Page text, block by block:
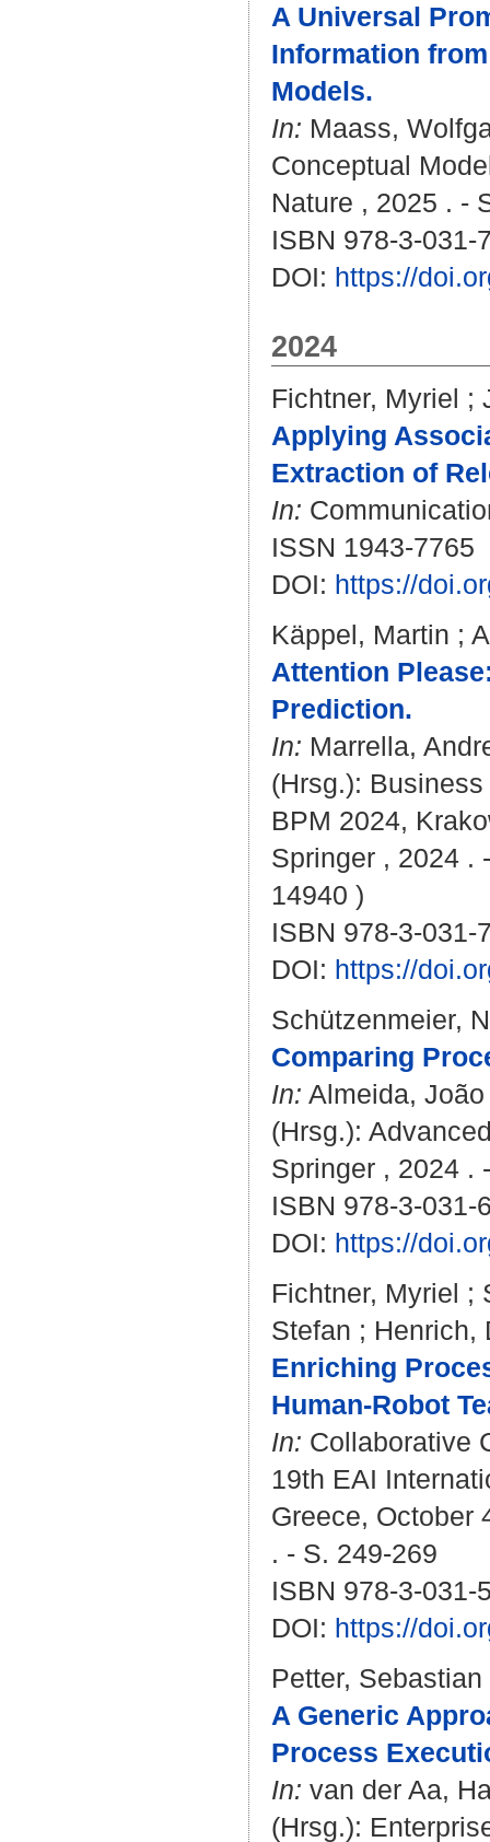
A Universal
Information
Models.
In: Maass,
Conceptual
Nature , 2025 . -
ISBN 978-3-031-
DOI: https://
2024
Fichtner, Myriel ;
Applying
Extraction of
In:
ISSN 1943-7765
DOI: https://
Käppel, Martin ;
Attention
Prediction.
In: Marrella,
(Hrsg.):
BPM 2024,
Springer , 2024 .
14940 )
ISBN 978-3-031-
DOI: https://
Schützenmeier,
Comparing
In: Almeida,
(Hrsg.):
Springer , 2024 .
ISBN 978-3-031-
DOI: https://
Fichtner, Myriel ;
Stefan ; Henrich,
Enriching
Human-Robot
In: Collaborative
19th EAI
Greece, October
. - S. 249-269
ISBN 978-3-031-
DOI: https://
Petter, Sebastian
A Generic
Process
In: van der Aa,
(Hrsg.):